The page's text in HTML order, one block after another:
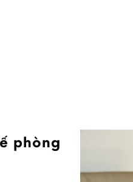
phòng